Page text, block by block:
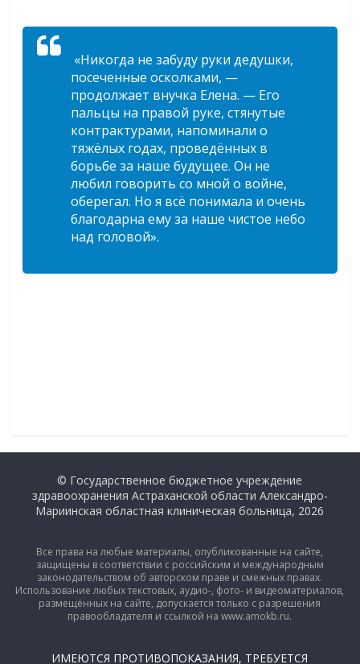
«Никогда не забуду руки дедушки,
посеченные осколками, —
продолжает внучка Елена. — Его
пальцы на правой руке, стянутые
контрактурами, напоминали о
тяжёлых годах, проведённых в
борьбе за наше будущее. Он не
любил говорить со мной о войне,
оберегал. Но я всё понимала и очень
благодарна ему за наше чистое небо
над головой».
© Государственное бюджетное учреждение
здравоохранения Астраханской области Александро-
Мариинская областная клиническая больница, 2026
Все права на любые материалы, опубликованные на сайте,
защищены в соответствии с российским и международным
законодательством об авторском праве и смежных правах.
Использование любых текстовых, аудио-, фото- и видеоматериалов,
размещённых на сайте, допускается только с разрешения
правообладателя и ссылкой на www.amokb.ru.
ИМЕЮТСЯ ПРОТИВОПОКАЗАНИЯ, ТРЕБУЕТСЯ